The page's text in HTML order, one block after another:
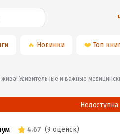
🔥 Новинки ❤️ Топ книг
жива! Удивительные и важные
Недоступна
4.67 (9 оценок)